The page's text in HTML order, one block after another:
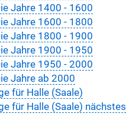
Jahre 1400 - 1600
Jahre 1600 - 1800
Jahre 1800 - 1900
Jahre 1900 - 1950
Jahre 1950 - 2000
Jahre ab 2000
für Halle (Saale)
für Halle (Saale) nächstes